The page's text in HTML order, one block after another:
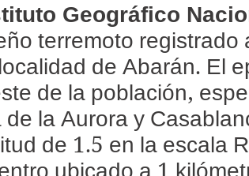
Geográfico
terremoto
de Abarán. El
de la población,
de la Aurora y
de 1.5 en la escala